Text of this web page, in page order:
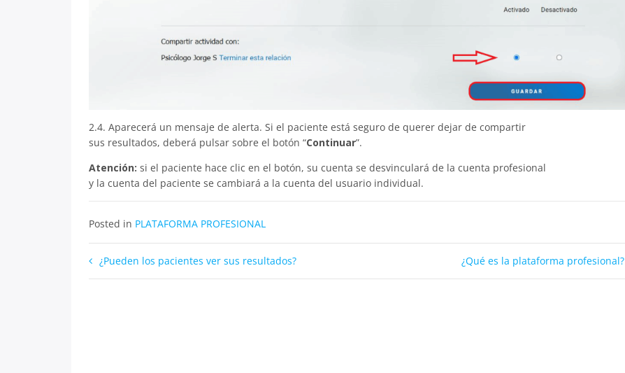
2.4. Aparecerá un mensaje de alerta. Si el paciente está seguro de querer dejar de compartir
sus resultados, deberá pulsar sobre el botón “Continuar”.
Atención: si el paciente hace clic en el botón, su cuenta se desvinculará de la cuenta profesional
y la cuenta del paciente se cambiará a la cuenta del usuario individual.
Posted in PLATAFORMA PROFESIONAL
Navegación
de
¿Pueden los pacientes ver sus resultados? ¿Qué es la plataforma profesional?